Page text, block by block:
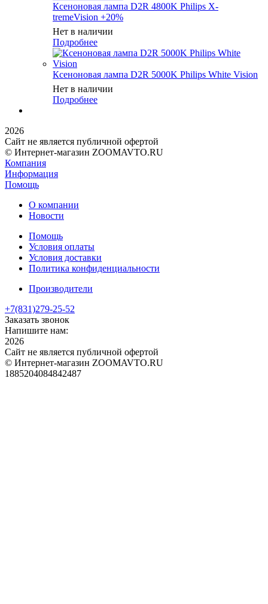
Ксеноновая лампа D2R 4800K Philips X-
tremeVision +20%
Нет в наличии
Подробнее
Ксеноновая лампа D2R 5000K Philips White Vision
Нет в наличии
Подробнее
2026
Сайт не является публичной офертой
© Интернет-магазин ZOOMAVTO.RU
Компания
Информация
Помощь
О компании
Новости
Помощь
Условия оплаты
Условия доставки
Политика конфиденциальности
Производители
+7(831)279-25-52
Заказать звонок
Напишите нам:
2026
Сайт не является публичной офертой
© Интернет-магазин ZOOMAVTO.RU
1885204084842487